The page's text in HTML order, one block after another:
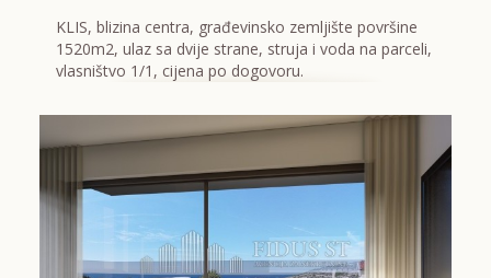
KLIS, blizina centra, građevinsko zemljište površine
1520m2, ulaz sa dvije strane, struja i voda na parceli,
vlasništvo 1/1, cijena po dogovoru.